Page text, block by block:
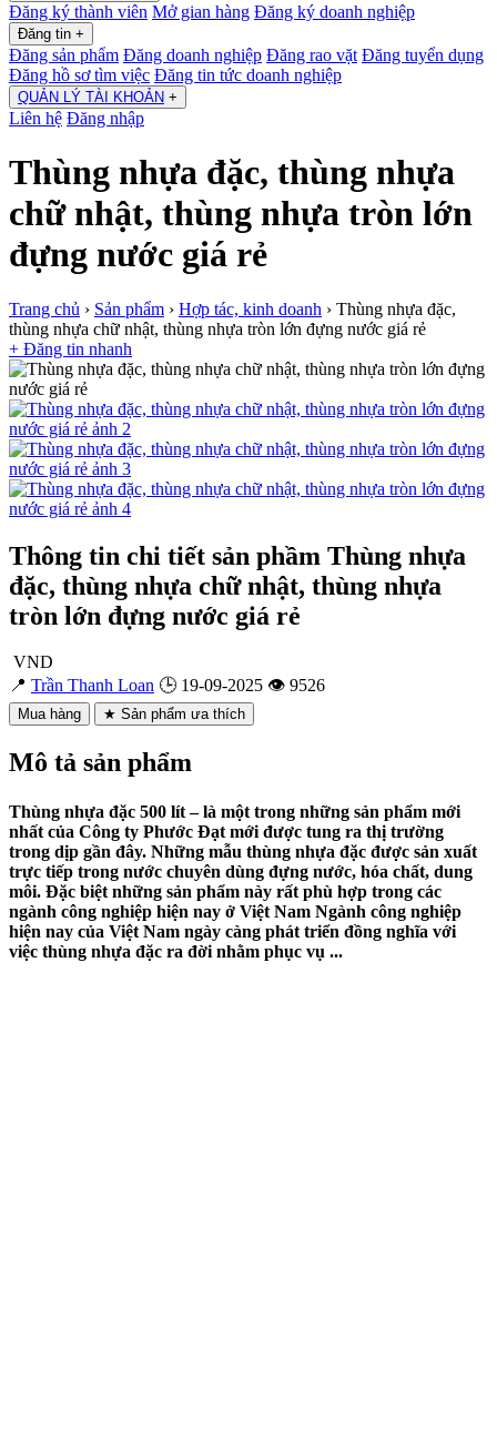
Đăng ký thành viên Mở gian hàng Đăng ký doanh nghiệp
Đăng tin +
Đăng sản phẩm Đăng doanh nghiệp Đăng rao vặt Đăng tuyển dụng
Đăng hồ sơ tìm việc Đăng tin tức doanh nghiệp
QUẢN LÝ TÀI KHOẢN +
Liên hệ Đăng nhập
Thùng nhựa đặc, thùng nhựa
chữ nhật, thùng nhựa tròn lớn
đựng nước giá rẻ
Trang chủ › Sản phẩm › Hợp tác, kinh doanh › Thùng nhựa đặc,
thùng nhựa chữ nhật, thùng nhựa tròn lớn đựng nước giá rẻ
+ Đăng tin nhanh
Thông tin chi tiết sản phầm Thùng nhựa
đặc, thùng nhựa chữ nhật, thùng nhựa
tròn lớn đựng nước giá rẻ
VND
📍 Trần Thanh Loan 🕒 19-09-2025 👁 9526
Mua hàng ★ Sản phẩm ưa thích
Mô tả sản phẩm
Thùng nhựa đặc 500 lít – là một trong những sản phẩm mới
nhất của Công ty Phước Đạt mới được tung ra thị trường
trong dịp gần đây. Những mẫu thùng nhựa đặc được sản xuất
trực tiếp trong nước chuyên dùng đựng nước, hóa chất, dung
môi. Đặc biệt những sản phẩm này rất phù hợp trong các
ngành công nghiệp hiện nay ở Việt Nam Ngành công nghiệp
hiện nay của Việt Nam ngày càng phát triển đồng nghĩa với
việc thùng nhựa đặc ra đời nhằm phục vụ ...